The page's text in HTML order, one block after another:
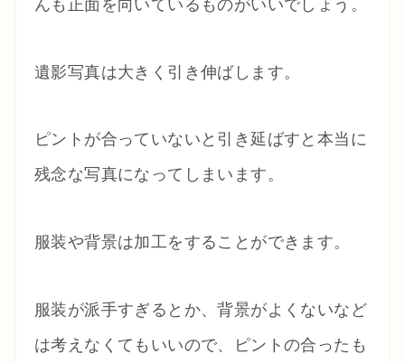
んも正面を向いているものがいいでしょう。
遺影写真は大きく引き伸ばします。
ピントが合っていないと引き延ばすと本当に
残念な写真になってしまいます。
服装や背景は加工をすることができます。
服装が派手すぎるとか、背景がよくないなど
は考えなくてもいいので、ピントの合ったも